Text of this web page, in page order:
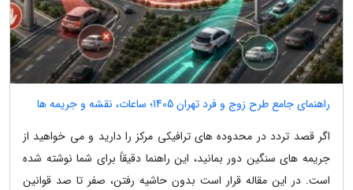
راهنمای جامع طرح زوج و فرد تهران 1405؛ ساعات، نقشه و جریمه ها
اگر قصد تردد در محدوده های ترافیکی مرکز را دارید و می خواهید از
جریمه های سنگین دور بمانید، این راهنما دقیقاً برای شما نوشته شده
است. در این مقاله قرار است بدون حاشیه رفتن، صفر تا صد قوانین